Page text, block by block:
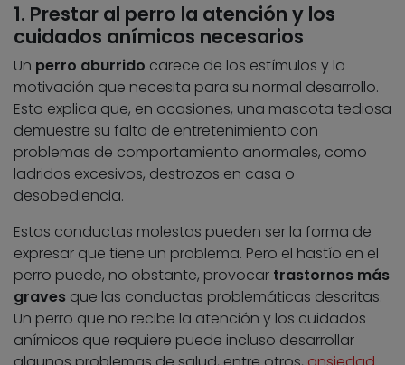
1. Prestar al perro la atención y los
cuidados anímicos necesarios
Un perro aburrido carece de los estímulos y la
motivación que necesita para su normal desarrollo.
Esto explica que, en ocasiones, una mascota tediosa
demuestre su falta de entretenimiento con
problemas de comportamiento anormales, como
ladridos excesivos, destrozos en casa o
desobediencia.
Estas conductas molestas pueden ser la forma de
expresar que tiene un problema. Pero el hastío en el
perro puede, no obstante, provocar trastornos más
graves que las conductas problemáticas descritas.
Un perro que no recibe la atención y los cuidados
anímicos que requiere puede incluso desarrollar